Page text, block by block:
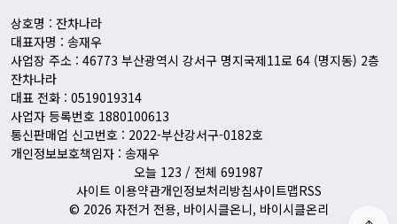
상호명 : 잔차나라
대표자명 : 송재우
사업장 주소 : 46773 부산광역시 강서구 명지국제11로 64 (명지동) 2층
잔차나라
대표 전화 : 0519019314
사업자 등록번호 1880100613
통신판매업 신고번호 : 2022-부산강서구-0182호
개인정보보호책임자 : 송재우
오늘 123 / 전체 691987
사이트 이용약관개인정보처리방침사이트맵RSS
© 2026 자전거 전용, 바이시클온니, 바이시클온리